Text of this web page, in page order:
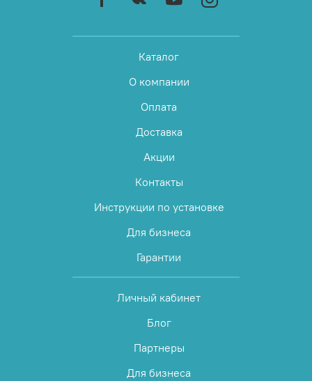
Каталог
О компании
Оплата
Доставка
Акции
Контакты
Инструкции по установке
Для бизнеса
Гарантии
Личный кабинет
Блог
Партнеры
Для бизнеса